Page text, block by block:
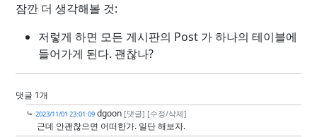
잠깐 더 생각해볼 것:
저렇게 하면 모든 게시판의 Post 가 하나의 테이블에
들어가게 된다. 괜찮나?
댓글 1개
⤷ 2023/11/01 23:01:09 dgoon [댓글] [수정/삭제]
근데 안괜찮으면 어떠한가. 일단 해보자.